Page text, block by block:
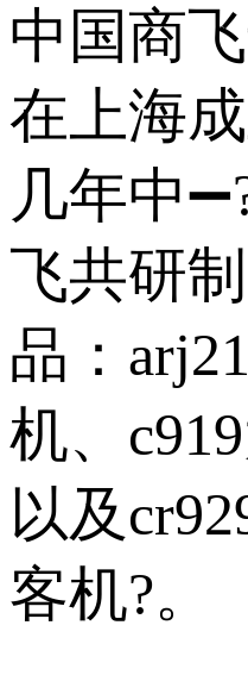
中国商
在上海
几年中
飞共研
品：
机、
以及
客机?。